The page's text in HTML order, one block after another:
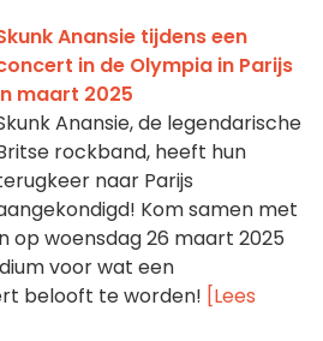
Anansie tijdens een
in de Olympia in Parijs
maart 2025
Anansie, de legendarische
rockband, heeft hun
naar Parijs
Kom samen met
op woensdag 26 maart 2025
voor wat een
belooft te worden! [Lees